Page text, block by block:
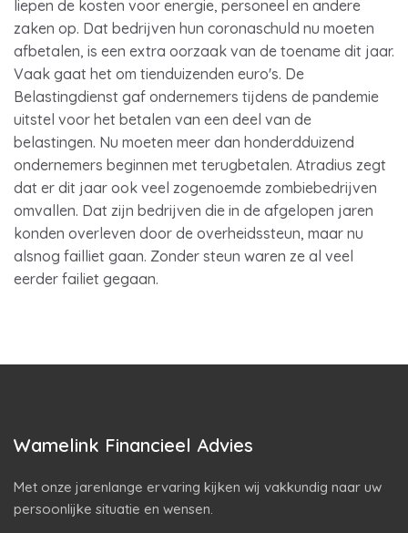
liepen de kosten voor energie, personeel en andere
zaken op. Dat bedrijven hun coronaschuld nu moeten
afbetalen, is een extra oorzaak van de toename dit jaar.
Vaak gaat het om tienduizenden euro's. De
Belastingdienst gaf ondernemers tijdens de pandemie
uitstel voor het betalen van een deel van de
belastingen. Nu moeten meer dan honderdduizend
ondernemers beginnen met terugbetalen. Atradius zegt
dat er dit jaar ook veel zogenoemde zombiebedrijven
omvallen. Dat zijn bedrijven die in de afgelopen jaren
konden overleven door de overheidssteun, maar nu
alsnog failliet gaan. Zonder steun waren ze al veel
eerder failiet gegaan.
Wamelink Financieel Advies
Met onze jarenlange ervaring kijken wij vakkundig naar uw
persoonlijke situatie en wensen.